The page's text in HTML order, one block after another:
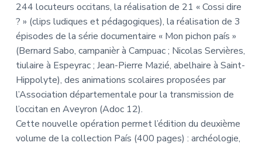
244 locuteurs occitans, la réalisation de 21 « Cossi dire
? » (clips ludiques et pédagogiques), la réalisation de 3
épisodes de la série documentaire « Mon pichon país »
(Bernard Sabo, campanièr à Campuac ; Nicolas Servières,
tiulaire à Espeyrac ; Jean-Pierre Mazié, abelhaire à Saint-
Hippolyte), des animations scolaires proposées par
l’Association départementale pour la transmission de
l’occitan en Aveyron (Adoc 12).
Cette nouvelle opération permet l’édition du deuxième
volume de la collection País (400 pages) : archéologie,